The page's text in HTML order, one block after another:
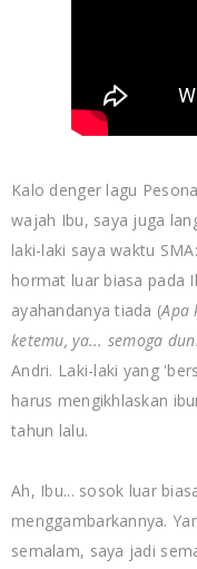
Kalo denger lagu
wajah Ibu, saya juga
laki-laki saya waktu
hormat luar biasa pada
ayahandanya tiada (Apa
ketemu, ya... semoga
Andri. Laki-laki yang
harus mengikhlaskan
tahun lalu.
Ah, Ibu... sosok luar
menggambarkannya.
semalam, saya jadi